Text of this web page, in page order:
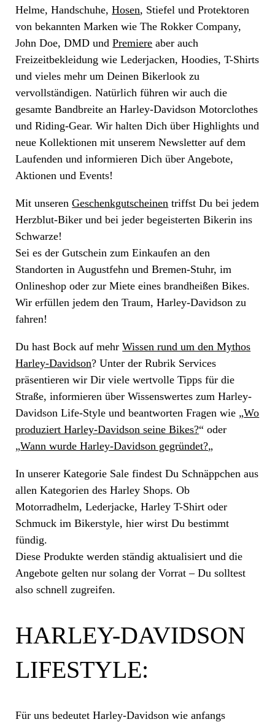
Helme, Handschuhe,Hosen, Stiefel und Protektoren
von bekannten Marken wie The Rokker Company,
John Doe, DMD undPremiere aber auch
Freizeitbekleidung wie Lederjacken, Hoodies, T-Shirts
und vieles mehr um Deinen Bikerlook zu
vervollständigen. Natürlich führen wir auch die
gesamte Bandbreite an Harley-Davidson Motorclothes
und Riding-Gear. Wir halten Dich über Highlights und
neue Kollektionen mit unserem Newsletter auf dem
Laufenden und informieren Dich über Angebote,
Aktionen und Events!
Mit unserenGeschenkgutscheinen triffst Du bei jedem
Herzblut-Biker und bei jeder begeisterten Bikerin ins
Schwarze!
Sei es der Gutschein zum Einkaufen an den
Standorten in Augustfehn und Bremen-Stuhr, im
Onlineshop oder zur Miete eines brandheißen Bikes.
Wir erfüllen jedem den Traum, Harley-Davidson zu
fahren!
Du hast Bock auf mehrWissen rund um den Mythos
Harley-Davidson? Unter der Rubrik Services
präsentieren wir Dir viele wertvolle Tipps für die
Straße, informieren über Wissenswertes zum Harley-
Davidson Life-Style und beantworten Fragen wie „Wo
produziert Harley-Davidson seine Bikes?“ oder
„Wann wurde Harley-Davidson gegründet?„
In unserer Kategorie Sale findest Du Schnäppchen aus
allen Kategorien des Harley Shops. Ob
Motorradhelm, Lederjacke, Harley T-Shirt oder
Schmuck im Bikerstyle, hier wirst Du bestimmt
fündig.
Diese Produkte werden ständig aktualisiert und die
Angebote gelten nur solang der Vorrat – Du solltest
also schnell zugreifen.
HARLEY-DAVIDSON
LIFESTYLE:
Für uns bedeutet Harley-Davidson wie anfangs